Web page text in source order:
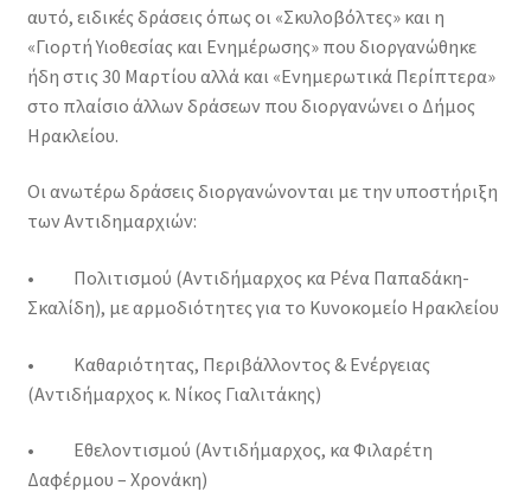
αυτό, ειδικές δράσεις όπως οι «Σκυλοβόλτες» και η
«Γιορτή Υιοθεσίας και Ενημέρωσης» που διοργανώθηκε
ήδη στις 30 Μαρτίου αλλά και «Ενημερωτικά Περίπτερα»
στο πλαίσιο άλλων δράσεων που διοργανώνει ο Δήμος
Ηρακλείου.
Οι ανωτέρω δράσεις διοργανώνονται με την υποστήριξη
των Αντιδημαρχιών:
• Πολιτισμού (Αντιδήμαρχος κα Ρένα Παπαδάκη-
Σκαλίδη), με αρμοδιότητες για το Κυνοκομείο Ηρακλείου
• Καθαριότητας, Περιβάλλοντος & Ενέργειας
(Αντιδήμαρχος κ. Νίκος Γιαλιτάκης)
• Εθελοντισμού (Αντιδήμαρχος, κα Φιλαρέτη
Δαφέρμου – Χρονάκη)